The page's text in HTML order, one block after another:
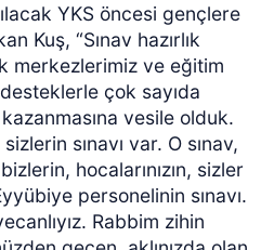
YKS öncesi gençlere
Kuş, “Sınav hazırlık
merkezlerimiz ve eğitim
çok sayıda
vesile olduk.
sınavı var. O sınav,
hocalarınızın, sizler
personelinin sınavı.
Rabbim zihin